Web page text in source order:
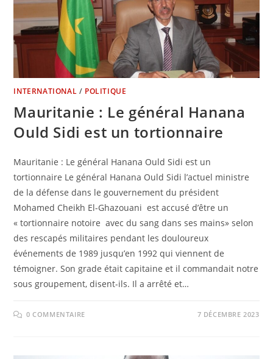
INTERNATIONAL / POLITIQUE
Mauritanie : Le général Hanana
Ould Sidi est un tortionnaire
Mauritanie : Le général Hanana Ould Sidi est un
tortionnaire Le général Hanana Ould Sidi l’actuel ministre
de la défense dans le gouvernement du président
Mohamed Cheikh El-Ghazouani est accusé d’être un
« tortionnaire notoire avec du sang dans ses mains» selon
des rescapés militaires pendant les douloureux
événements de 1989 jusqu’en 1992 qui viennent de
témoigner. Son grade était capitaine et il commandait notre
sous groupement, disent-ils. Il a arrêté et…
0 COMMENTAIRE 7 DÉCEMBRE 2023